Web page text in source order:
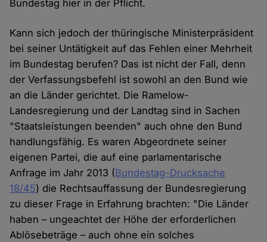
Bundestag hier in der Pflicht.
Kann sich jedoch der thüringische Ministerpräsident
bei seiner Untätigkeit auf das Fehlen einer Mehrheit
im Bundestag berufen? Das ist nicht der Fall, denn
der Verfassungsbefehl ist sowohl an den Bund wie
an die Länder gerichtet. Die Ramelow-
Landesregierung und der Landtag sind in Sachen
"Staatsleistungen beenden" auch ohne den Bund
handlungsfähig. Es waren Abgeordnete seiner
eigenen Partei, die auf eine parlamentarische
Anfrage im Jahr 2013 (Bundestag-Drucksache
18/45) die Rechtsauffassung der Bundesregierung
zu dieser Frage in Erfahrung brachten: "Die Länder
haben – ungeachtet der Höhe der erforderlichen
Ablösebeträge – auch ohne ein solches